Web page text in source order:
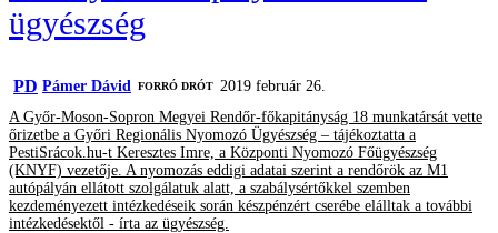
ügyészség
PD Pámer Dávid FORRÓ DRÓT
2019 február 26.
A Győr-Moson-Sopron Megyei Rendőr-főkapitányság 18 munkatársát vette
őrizetbe a Győri Regionális Nyomozó Ügyészség – tájékoztatta a
PestiSrácok.hu-t Keresztes Imre, a Központi Nyomozó Főügyészség
(KNYF) vezetője. A nyomozás eddigi adatai szerint a rendőrök az M1
autópályán ellátott szolgálatuk alatt, a szabálysértőkkel szemben
kezdeményezett intézkedéseik során készpénzért cserébe elálltak a további
intézkedésektől - írta az ügyészség.